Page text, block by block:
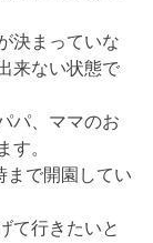
決まっていな
来ない状態で
パ、ママのお
す。
まで開園してい
て行きたいと